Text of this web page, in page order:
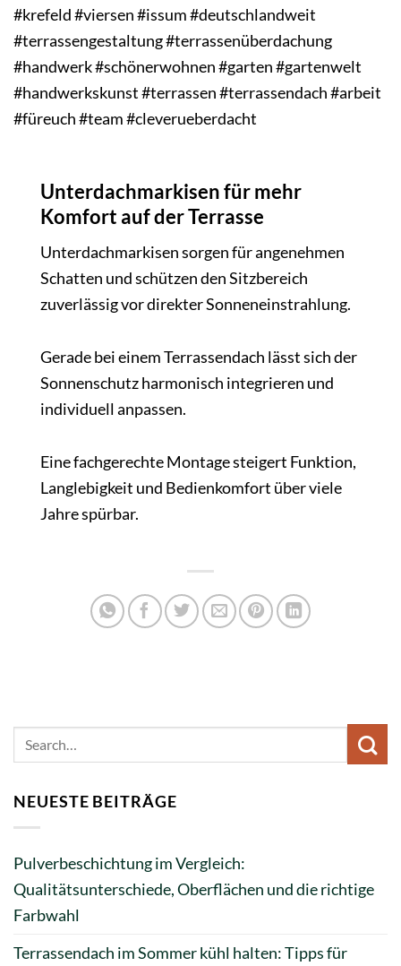
#krefeld #viersen #issum #deutschlandweit
#terrassengestaltung #terrassenüberdachung
#handwerk #schönerwohnen #garten #gartenwelt
#handwerkskunst #terrassen #terrassendach #arbeit
#füreuch #team #cleverueberdacht
Unterdachmarkisen für mehr
Komfort auf der Terrasse
Unterdachmarkisen sorgen für angenehmen
Schatten und schützen den Sitzbereich
zuverlässig vor direkter Sonneneinstrahlung.
Gerade bei einem Terrassendach lässt sich der
Sonnenschutz harmonisch integrieren und
individuell anpassen.
Eine fachgerechte Montage steigert Funktion,
Langlebigkeit und Bedienkomfort über viele
Jahre spürbar.
NEUESTE BEITRÄGE
Pulverbeschichtung im Vergleich:
Qualitätsunterschiede, Oberflächen und die richtige
Farbwahl
Terrassendach im Sommer kühl halten: Tipps für